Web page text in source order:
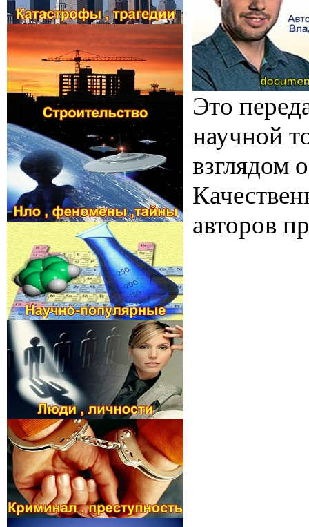
Это
научной
взглядом
авторов